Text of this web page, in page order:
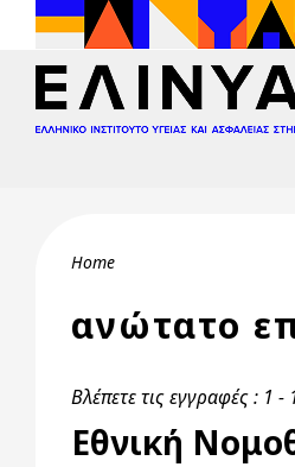
Skip to main content
Breadcrumb
Home
ανώτατο
Βλέπετε τις εγγραφές : 1 -
Εθνική